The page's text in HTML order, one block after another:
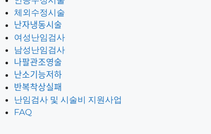
체외수정시술
난자냉동시술
여성난임검사
남성난임검사
나팔관조영술
난소기능저하
반복착상실패
난임검사 및 시술비 지원사업
FAQ